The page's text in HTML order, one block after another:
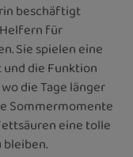
beschäftigt
für
Sie spielen eine
die Funktion
die Tage länger
Sommermomente
eine tolle